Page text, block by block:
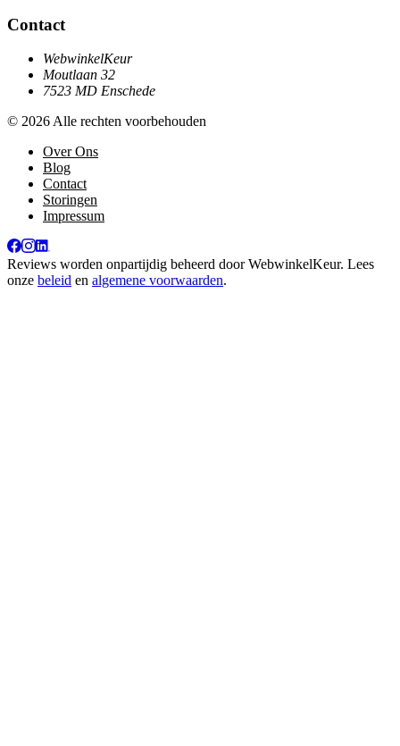
Contact
WebwinkelKeur
Moutlaan 32
7523 MD Enschede
© 2026 Alle rechten voorbehouden
Over Ons
Blog
Contact
Storingen
Impressum
Reviews worden onpartijdig beheerd doorWebwinkelKeur. Lees
onze beleid en algemene voorwaarden.